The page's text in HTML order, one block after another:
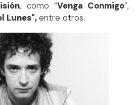
, como “Venga Conmigo”,
Lunes",entre otros.